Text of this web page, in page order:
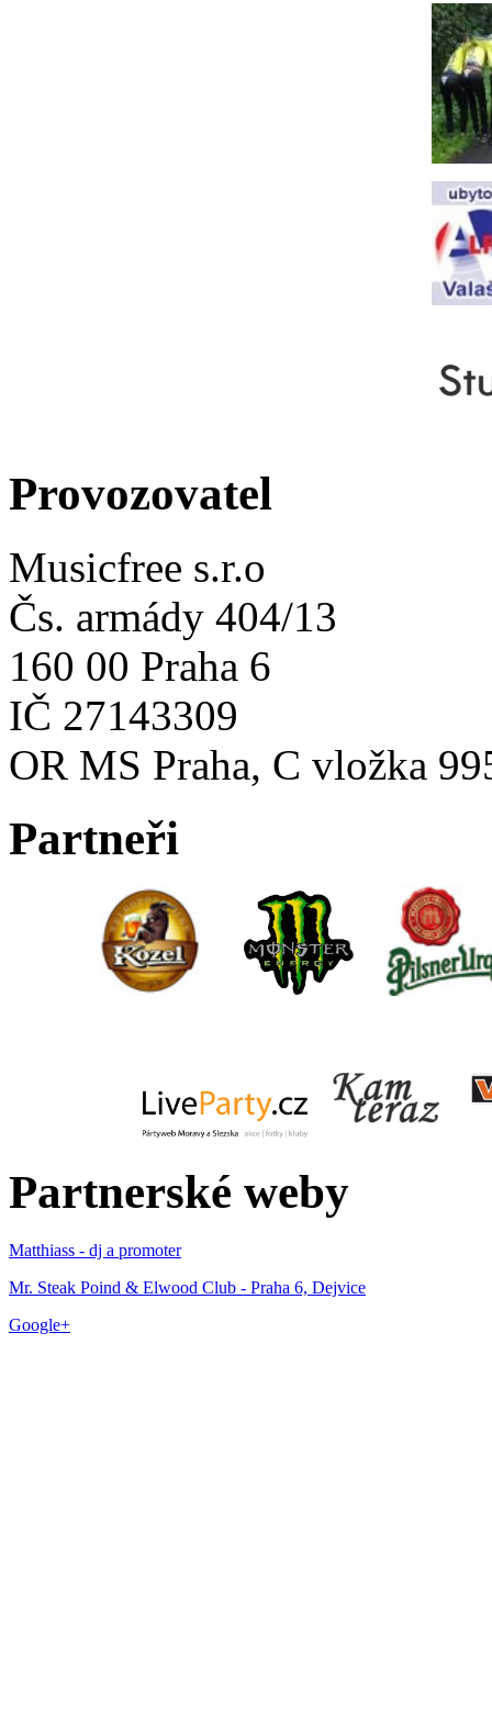
Provozovatel
Musicfree s.r.o
Čs. armády 404/13
160 00 Praha 6
IČ 27143309
OR MS Praha, C vložka
Partneři
Partnerské weby
Matthiass - dj a promoter
Mr. Steak Poind & Elwood Club - Praha 6, Dejvice
Google+